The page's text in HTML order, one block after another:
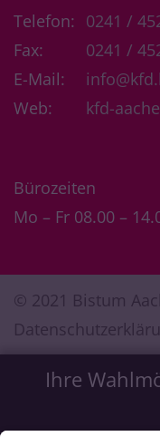
Ihre
Telefon: 0241 /
Fax:
0241 /
E-Mail:
Web:
kfd-
Bürozeiten
Mo – Fr 08.00 –
© 2021 Bistum